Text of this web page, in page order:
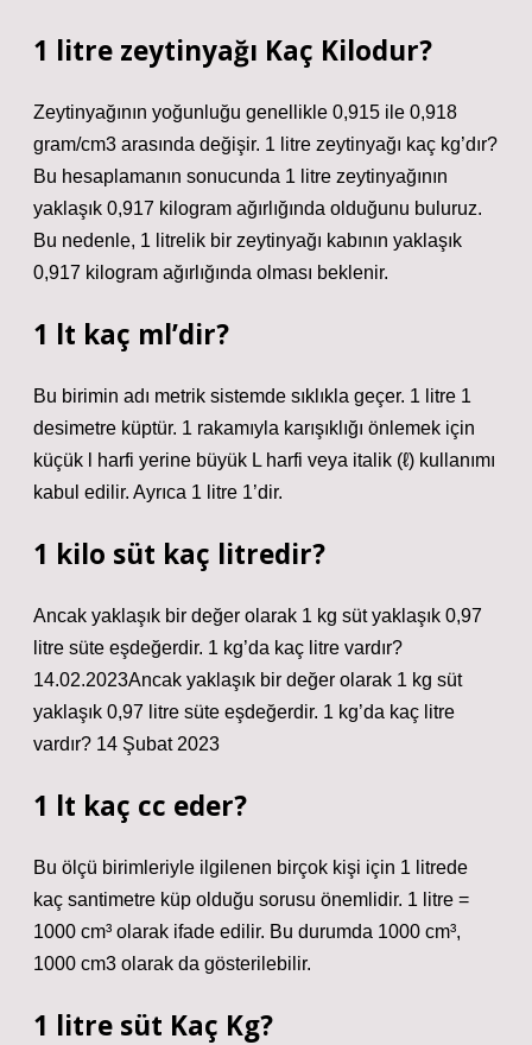
1 litre zeytinyağı Kaç Kilodur?
Zeytinyağının yoğunluğu genellikle 0,915 ile 0,918
gram/cm3 arasında değişir. 1 litre zeytinyağı kaç kg’dır?
Bu hesaplamanın sonucunda 1 litre zeytinyağının
yaklaşık 0,917 kilogram ağırlığında olduğunu buluruz.
Bu nedenle, 1 litrelik bir zeytinyağı kabının yaklaşık
0,917 kilogram ağırlığında olması beklenir.
1 lt kaç ml’dir?
Bu birimin adı metrik sistemde sıklıkla geçer. 1 litre 1
desimetre küptür. 1 rakamıyla karışıklığı önlemek için
küçük l harfi yerine büyük L harfi veya italik (ℓ) kullanımı
kabul edilir. Ayrıca 1 litre 1’dir.
1 kilo süt kaç litredir?
Ancak yaklaşık bir değer olarak 1 kg süt yaklaşık 0,97
litre süte eşdeğerdir. 1 kg’da kaç litre vardır?
14.02.2023Ancak yaklaşık bir değer olarak 1 kg süt
yaklaşık 0,97 litre süte eşdeğerdir. 1 kg’da kaç litre
vardır? 14 Şubat 2023
1 lt kaç cc eder?
Bu ölçü birimleriyle ilgilenen birçok kişi için 1 litrede
kaç santimetre küp olduğu sorusu önemlidir. 1 litre =
1000 cm³ olarak ifade edilir. Bu durumda 1000 cm³,
1000 cm3 olarak da gösterilebilir.
1 litre süt Kaç Kg?